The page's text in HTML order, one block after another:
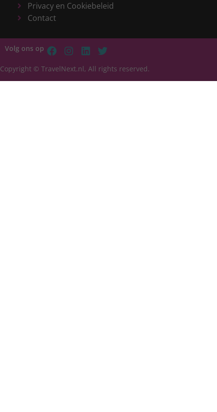
Privacy en Cookiebeleid
Contact
Volg ons op
Copyright © TravelNext.nl, All rights reserved.